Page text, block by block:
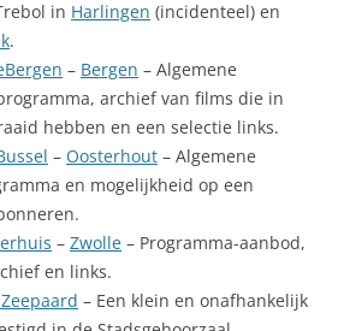
in Harlingen (incidenteel) en
.
– Bergen – Algemene
archief van films die in
hebben en een selectie links.
– Oosterhout – Algemene
en mogelijkheid op een
– Zwolle – Programma-aanbod,
en links.
– Een klein en onafhankelijk